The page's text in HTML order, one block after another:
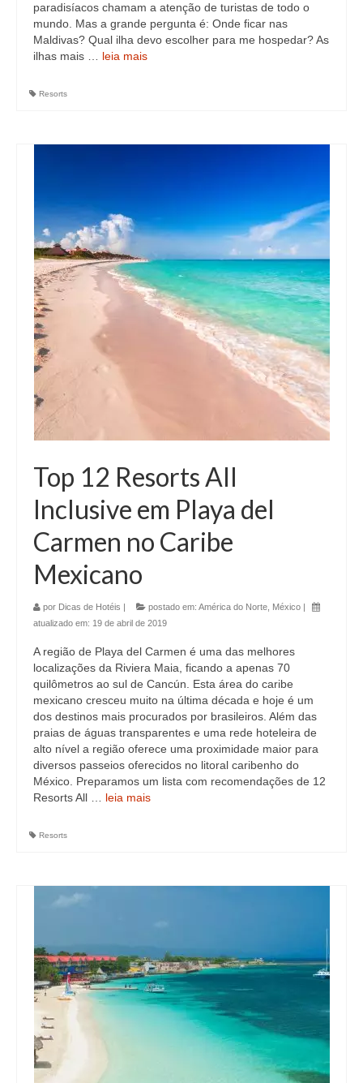
paradisíacos chamam a atenção de turistas de todo o
mundo. Mas a grande pergunta é: Onde ficar nas
Maldivas? Qual ilha devo escolher para me hospedar? As
ilhas mais … leia mais
Resorts
Top 12 Resorts All
Inclusive em Playa del
Carmen no Caribe
Mexicano
por Dicas de Hotéis | postado em: América do Norte México |
atualizado em: 19 de abril de 2019
A região de Playa del Carmen é uma das melhores
localizações da Riviera Maia, ficando a apenas 70
quilômetros ao sul de Cancún. Esta área do caribe
mexicano cresceu muito na última década e hoje é um
dos destinos mais procurados por brasileiros. Além das
praias de águas transparentes e uma rede hoteleira de
alto nível a região oferece uma proximidade maior para
diversos passeios oferecidos no litoral caribenho do
México. Preparamos um lista com recomendações de 12
Resorts All … leia mais
Resorts